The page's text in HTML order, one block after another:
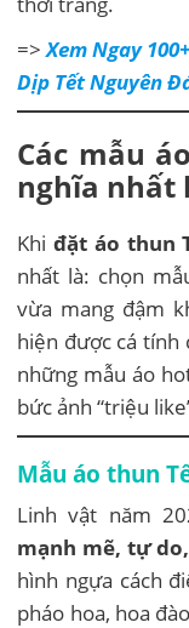
=>Xem Ngay
Dịp Tết Nguyên
Các mẫu
nghĩa nhất
Khi đặt áo thun
nhất là: chọn
vừa mang đậm
hiện được cá tính
những mẫu áo
bức ảnh “triệu
Mẫu áo thun
Linh vật năm
mạnh mẽ, tự
hình ngựa cách
pháo hoa, hoa